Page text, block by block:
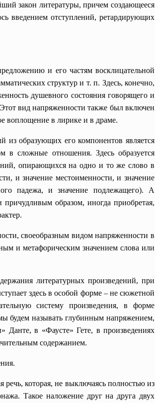
закон литературы, причем создающееся
введением отступлений, ретардирующих
и его частям восклицательной
структур и т. п. Здесь, конечно,
душевного состояния говорящего и
вид напряженности также был включен
воплощение в лирике и в драме.
образующих его компонентов является
в сложные отношения. Здесь образуется
опирающихся на одно и то же слово в
и значение местоименности, и значение
падежа, и значение подлежащего). А
образом, иногда приобретая,
своеобразным видом напряженности в
и метафорическим значением слова или
литературных произведений, при
здесь в особой форме – не сюжетной
систему произведения, в форме
будем называть глубинным напряжением,
Данте, в «Фаусте» Гете, в произведениях
содержанием.
речь, которая, не выключаясь полностью из
Такое наложение друг на друга двух